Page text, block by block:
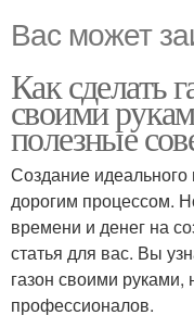
Вас может
Как сделать
своими
полезные
Создание
дорогим процессом.
времени и денег на
статья для вас. Вы
газон своими
профессионалов.